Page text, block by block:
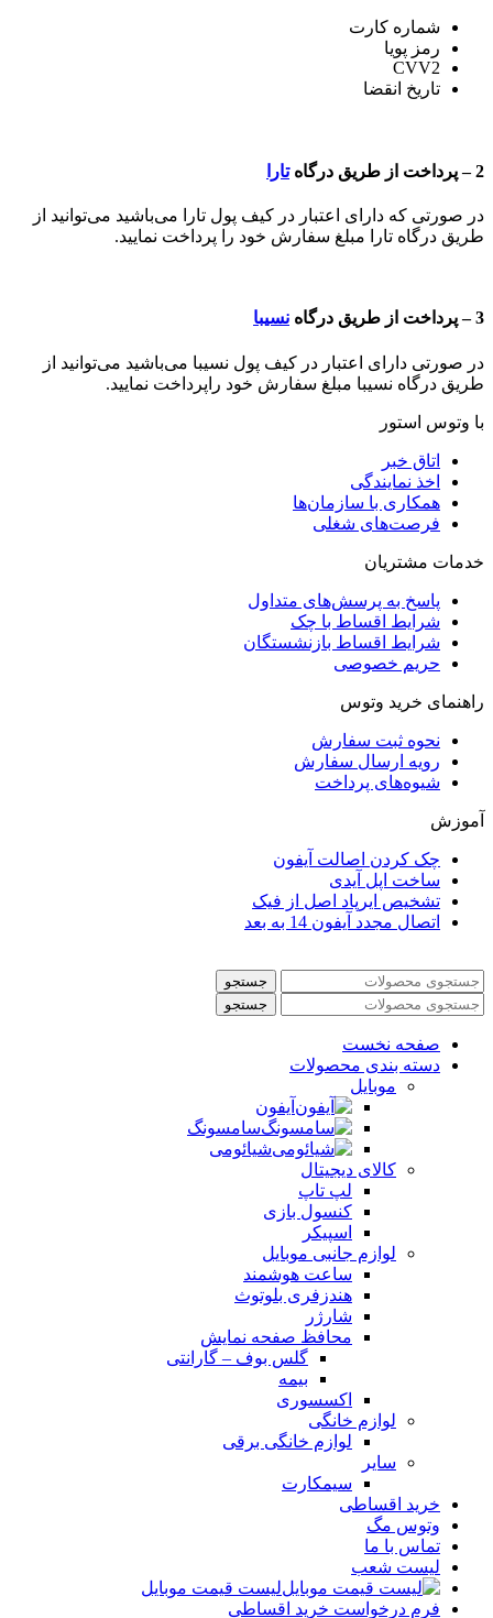
شماره کارت
رمز پویا
CVV2
تاریخ انقضا
2 – پرداخت از طریق درگاه تارا
در صورتی که دارای اعتبار در کیف پول تارا می‌باشید می‌توانید از
طریق درگاه تارا مبلغ سفارش خود را پرداخت نمایید.
3 – پرداخت از طریق درگاه نسیبا
در صورتی دارای اعتبار در کیف پول نسیبا می‌باشید می‌توانید از
طریق درگاه نسیبا مبلغ سفارش خود راپرداخت نمایید.
با وتوس استور
اتاق خبر
اخذ نمایندگی
همکاری با سازمان‌ها
فرصت‌های شغلی
خدمات مشتریان
پاسخ به پرسش‌های متداول
شرایط اقساط با چک
شرایط اقساط بازنشستگان
حریم خصوصی
راهنمای خرید وتوس
نحوه ثبت سفارش
رویه ارسال سفارش
شیوه‌های پرداخت
آموزش
چک کردن اصالت آیفون
ساخت اپل آیدی
تشخیص ایرپاد اصل از فیک
اتصال مجدد آیفون 14 به بعد
جستجو
جستجو
صفحه نخست
دسته بندی محصولات
موبایل
آیفون
سامسونگ
شیائومی
کالای دیجیتال
لپ تاپ
کنسول بازی
اسپیکر
لوازم جانبی موبایل
ساعت هوشمند
هندزفری بلوتوث
شارژر
محافظ صفحه نمایش
گلس بوف – گارانتی
بیمه
اکسسوری
لوازم خانگی
لوازم خانگی برقی
سایر
سیمکارت
خرید اقساطی
وتوس مگ
تماس با ما
لیست شعب
لیست قیمت موبایل
فرم درخواست خرید اقساطی